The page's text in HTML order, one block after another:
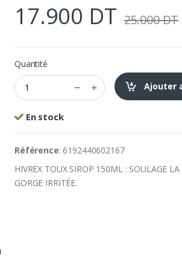
17.900 DT 25.000 DT
Quantité
Ajouter
En stock
Référence: 6192440602167
HIVREX TOUX SIROP 150ML : SOULAGE
GORGE IRRITÉE.